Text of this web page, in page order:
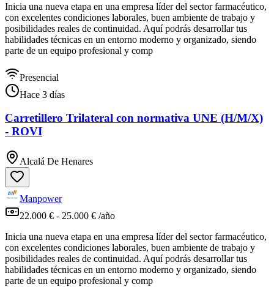
Inicia una nueva etapa en una empresa líder del sector farmacéutico,
con excelentes condiciones laborales, buen ambiente de trabajo y
posibilidades reales de continuidad. Aquí podrás desarrollar tus
habilidades técnicas en un entorno moderno y organizado, siendo
parte de un equipo profesional y comp
Presencial
Hace 3 días
Carretillero Trilateral con normativa UNE (H/M/X)
- ROVI
Alcalá De Henares
Manpower
22.000 € - 25.000 € /año
Inicia una nueva etapa en una empresa líder del sector farmacéutico,
con excelentes condiciones laborales, buen ambiente de trabajo y
posibilidades reales de continuidad. Aquí podrás desarrollar tus
habilidades técnicas en un entorno moderno y organizado, siendo
parte de un equipo profesional y comp